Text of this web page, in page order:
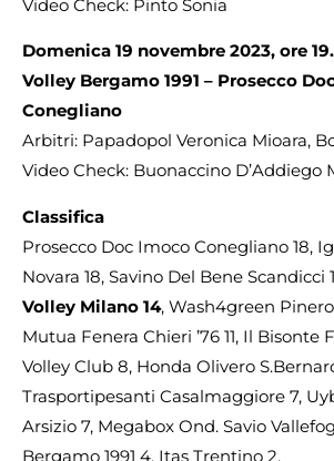
Video Check: Pinto Sonia
Domenica 19 novembre 2023, ore
Volley Bergamo 1991 – Prosecco
Conegliano
Arbitri: Papadopol Veronica Mioara,
Video Check: Buonaccino D’Addiego
Classifica
Prosecco Doc Imoco Conegliano 18,
Novara 18, Savino Del Bene Scandicci
Volley Milano 14, Wash4green
Mutua Fenera Chieri ’76 11, Il Bisonte
Volley Club 8, Honda Olivero
Trasportipesanti Casalmaggiore 7,
Arsizio 7, Megabox Ond. Savio
Bergamo 1991 4, Itas Trentino 2.